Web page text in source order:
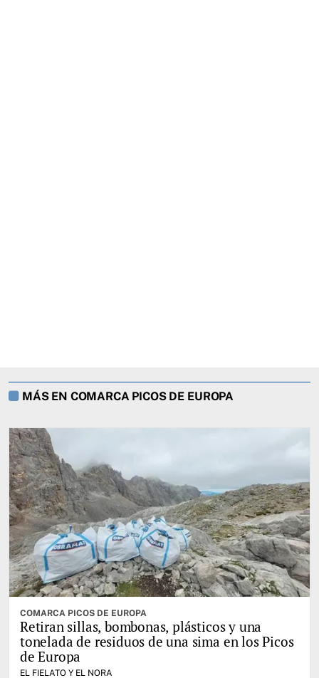
MÁS EN COMARCA PICOS DE EUROPA
COMARCA PICOS DE EUROPA
Retiran sillas, bombonas, plásticos y una
tonelada de residuos de una sima en los Picos
de Europa
EL FIELATO Y EL NORA